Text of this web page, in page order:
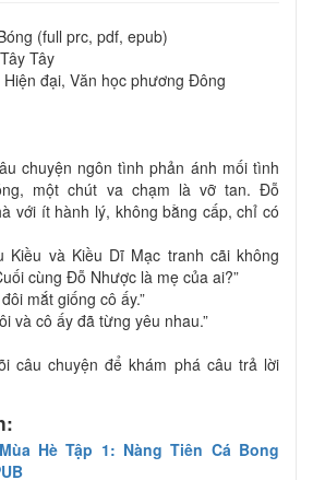
(full prc, pdf, epub)
Tây
đại, Văn học phương Đông
chuyện ngôn tình phản ánh mối tình
một chút va chạm là vỡ tan. Đỗ
với ít hành lý, không bằng cấp, chỉ có
Kiều và Kiều Dĩ Mạc tranh cãi không
cùng Đỗ Nhược là mẹ của ai?”
mắt giống cô ấy.”
và cô ấy đã từng yêu nhau.”
câu chuyện để khám phá câu trả lời
Hè Tập 1: Nàng Tiên Cá Bong